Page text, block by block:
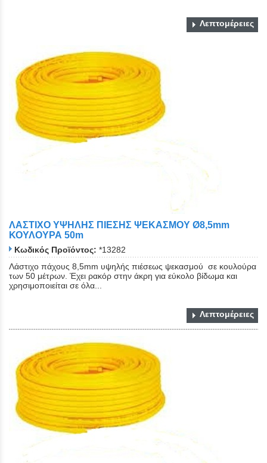
Λεπτομέρειες
ΛΑΣΤΙΧΟ ΥΨΗΛΗΣ ΠΙΕΣΗΣ ΨΕΚΑΣΜΟΥ Ø8,5mm
ΚΟΥΛΟΥΡΑ 50m
Κωδικός Προϊόντος: *13282
Λάστιχο πάχους 8,5mm υψηλής πιέσεως ψεκασμού σε κουλούρα
των 50 μέτρων. Έχει ρακόρ στην άκρη για εύκολο βίδωμα και
χρησιμοποιείται σε όλα...
Λεπτομέρειες